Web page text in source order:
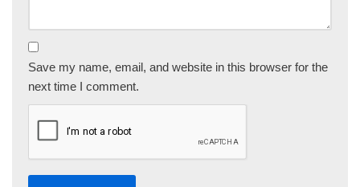
Save my name, email, and website in this browser for the
next time I comment.